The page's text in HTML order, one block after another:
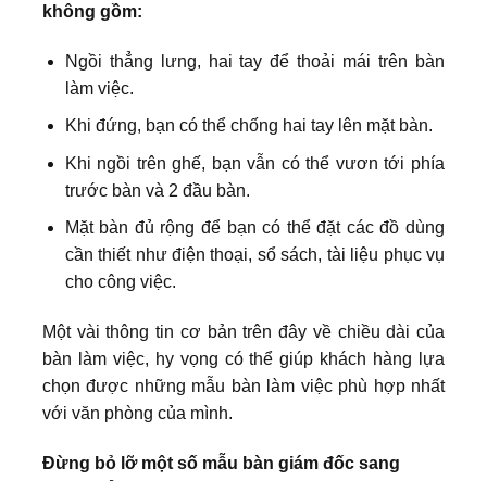
không gồm:
Ngồi thẳng lưng, hai tay để thoải mái trên bàn
làm việc.
Khi đứng, bạn có thể chống hai tay lên mặt bàn.
Khi ngồi trên ghế, bạn vẫn có thể vươn tới phía
trước bàn và 2 đầu bàn.
Mặt bàn đủ rộng để bạn có thể đặt các đồ dùng
cần thiết như điện thoại, sổ sách, tài liệu phục vụ
cho công việc.
Một vài thông tin cơ bản trên đây về chiều dài của
bàn làm việc, hy vọng có thể giúp khách hàng lựa
chọn được những mẫu bàn làm việc phù hợp nhất
với văn phòng của mình.
Đừng bỏ lỡ một số mẫu bàn giám đốc sang